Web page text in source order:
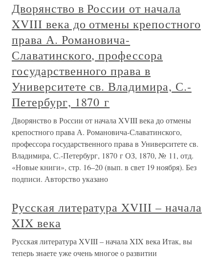
Дворянство в России от начала
XVIII века до отмены крепостного
права А. Романовича-
Славатинского, профессора
государственного права в
Университете св. Владимира, С.-
Петербург, 1870 г
Дворянство в России от начала XVIII века до отмены
крепостного права А. Романовича-Славатинского,
профессора государственного права в Университете св.
Владимира, С.-Петербург, 1870 г ОЗ, 1870, № 11, отд.
«Новые книги», стр. 16–20 (вып. в свет 19 ноября). Без
подписи. Авторство указано
Русская литература XVIII – начала
XIX века
Русская литература XVIII – начала XIX века Итак, вы
теперь знаете уже очень многое о развитии